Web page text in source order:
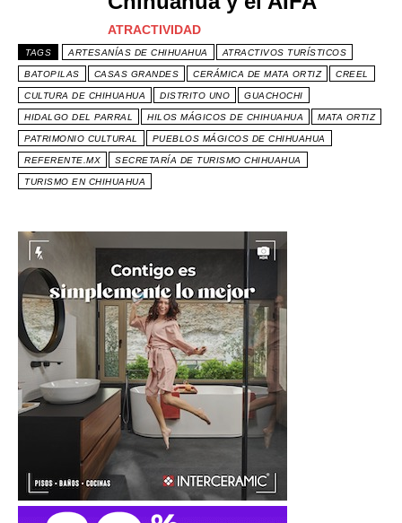
ATRACTIVIDAD
TAGS ARTESANÍAS DE CHIHUAHUA ATRACTIVOS TURÍSTICOS
BATOPILAS CASAS GRANDES CERÁMICA DE MATA ORTIZ CREEL
CULTURA DE CHIHUAHUA DISTRITO UNO GUACHOCHI
HIDALGO DEL PARRAL HILOS MÁGICOS DE CHIHUAHUA MATA ORTIZ
PATRIMONIO CULTURAL PUEBLOS MÁGICOS DE CHIHUAHUA
REFERENTE.MX SECRETARÍA DE TURISMO CHIHUAHUA
TURISMO EN CHIHUAHUA